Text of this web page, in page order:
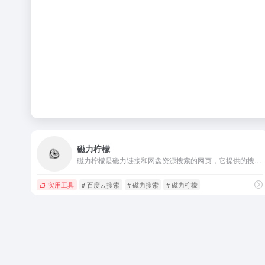
磁力柠檬
实用工具 # 百度云搜索 # 磁力搜索 # 磁力柠檬